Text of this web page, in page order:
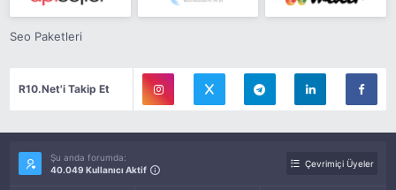
Seo Paketleri
R10.Net'i Takip Et
Şu anda forumda:
40.049 Kullanıcı Aktif
Çevrimiçi Üyeler